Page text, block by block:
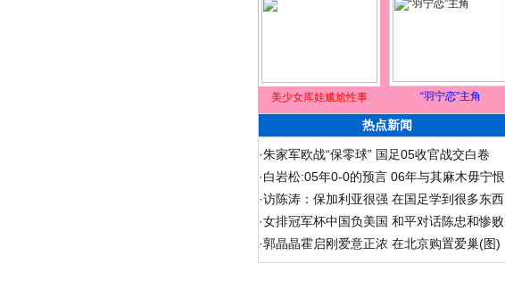
美少女库娃尴尬性事 “羽宁恋”主角
热点新闻
·朱家军欧战“保零球” 国足05收官战交白卷
·白岩松:05年0-0的预言 06年与其麻木毋宁恨
·访陈涛：保加利亚很强 在国足学到很多东西
·女排冠军杯中国负美国 和平对话陈忠和惨败
·郭晶晶霍启刚爱意正浓 在北京购置爱巢(图)